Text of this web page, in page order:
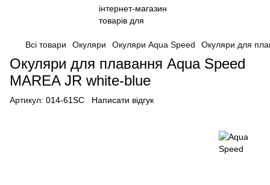
Всі товари Окуляри Окуляри Aqua Speed Окуляри для
Окуляри для плавання Aqua Speed
MAREA JR white-blue
Артикул: 014-61SC Написати відгук